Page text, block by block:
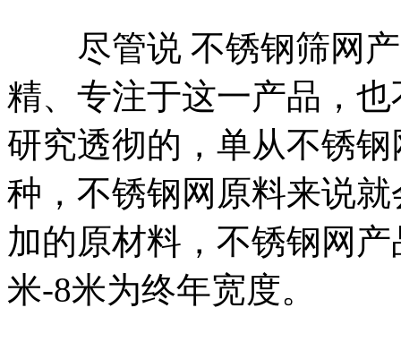
尽管说 不锈钢筛网产
精、专注于这一产品，
研究透彻的，单从不锈
种，不锈钢网原料来说
加的原材料，不锈钢网
米-8米为终年宽度。